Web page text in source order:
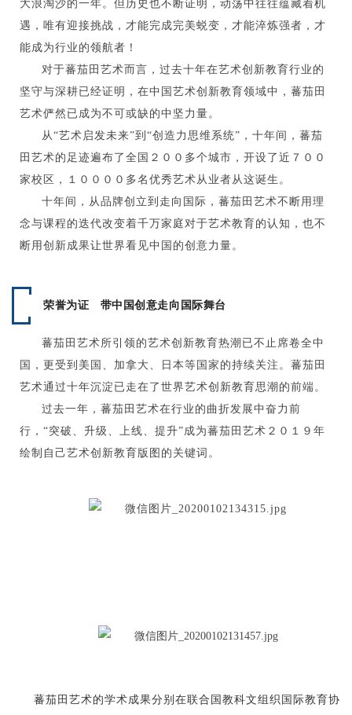
大浪淘沙的一年。但历史也不断证明，动荡中往往蕴藏着机
遇，唯有迎接挑战，才能完成完美蜕变，才能淬炼强者，才
能成为行业的领航者！
对于蕃茄田艺术而言，过去十年在艺术创新教育行业的
坚守与深耕已经证明，在中国艺术创新教育领域中，蕃茄田
艺术俨然已成为不可或缺的中坚力量。
从“艺术启发未来”到“创造力思维系统”，十年间，蕃茄
田艺术的足迹遍布了全国２００多个城市，开设了近７００
家校区，１００００多名优秀艺术从业者从这诞生。
十年间，从品牌创立到走向国际，蕃茄田艺术不断用理
念与课程的迭代改变着千万家庭对于艺术教育的认知，也不
断用创新成果让世界看见中国的创意力量。
荣誉为证 带中国创意走向国际舞台
蕃茄田艺术所引领的艺术创新教育热潮已不止席卷全中
国，更受到美国、加拿大、日本等国家的持续关注。蕃茄田
艺术通过十年沉淀已走在了世界艺术创新教育思潮的前端。
过去一年，蕃茄田艺术在行业的曲折发展中奋力前
行，“突破、升级、上线、提升”成为蕃茄田艺术２０１９年
绘制自己艺术创新教育版图的关键词。
蕃茄田艺术的学术成果分别在联合国教科文组织国际教育协